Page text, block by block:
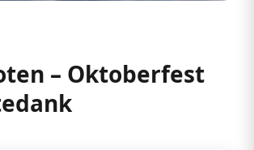
– Oktoberfest